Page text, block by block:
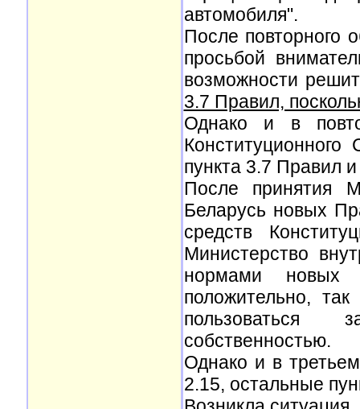
автомобиля".
После повторного
просьбой
возможности
3.7 Правил,
Однако и в
пункта 3.7 Правил
После принятия
Беларусь новых
средств
Министерство
нормами новых
положительно,
пользоваться
собственностью.
Однако и в
2.15, остальные